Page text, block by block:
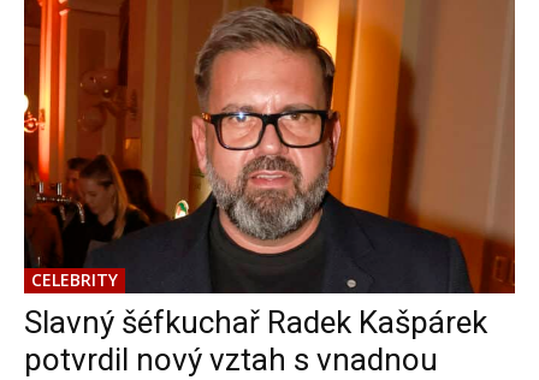
CELEBRITY
Slavný šéfkuchař Radek Kašpárek
potvrdil nový vztah s vnadnou